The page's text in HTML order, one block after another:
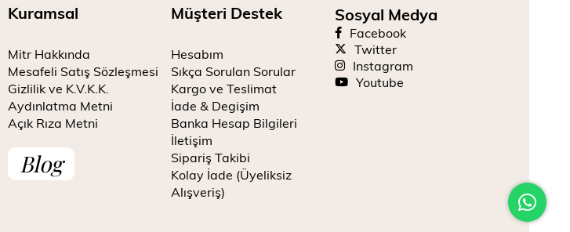
Kuramsal
Mitr Hakkında
Mesafeli Satış Sözleşmesi
Gizlilik ve K.V.K.K.
Aydınlatma Metni
Açık Rıza Metni
Blog
Müşteri Destek
Hesabım
Sıkça Sorulan Sorular
Kargo ve Teslimat
İade & Degişim
Banka Hesap Bilgileri
İletişim
Sipariş Takibi
Kolay İade (Üyeliksiz
Alışveriş)
Sosyal Medya
Facebook
Twitter
Instagram
Youtube